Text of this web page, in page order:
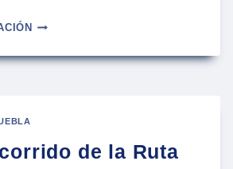
RECORRIDO
ESTACIONES
de la Ruta